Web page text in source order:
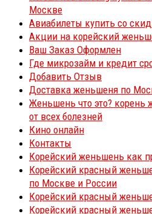
Москве
Авиабилеты купить со
Акции на корейский
Ваш Заказ Оформлен
Где микрозайм и кредит
Добавить Отзыв
Доставка женьшеня по
Женьшень что это? корень
от всех болезней
Кино онлайн
Контакты
Корейский женьшень как
Корейский красный
по Москве и России
Корейский красный
Корейский красный